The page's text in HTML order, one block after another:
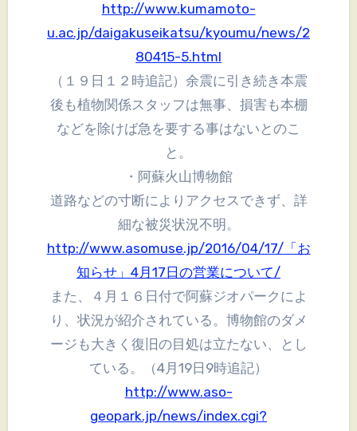
http://www.kumamoto-
u.ac.jp/daigakuseikatsu/kyoumu/news/2
80415-5.html
（１９日１２時追記）余震に引き続き本震
後も植物関係スタッフは無事、損害も本棚
などを除けば急を要する事はないとのこ
と。
・阿蘇火山博物館
道路などの寸断によりアクセスできず、詳
細な被災状況不明。
http://www.asomuse.jp/2016/04/17/「お
知らせ」4月17日の営業について/
また、４月１６日付で阿蘇ジオパークによ
り、状況が紹介されている。博物館のダメ
ージも大きく復旧の目処は立たない、とし
ている。（4月19日9時追記）
http://www.aso-
geopark.jp/news/index.cgi?